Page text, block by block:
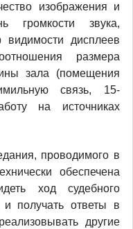
изображения и
громкости звука,
дисплеев
размера
зала (помещения
связь, 15-
на источниках
проводимого в
обеспечена
ход судебного
и получать ответы в
другие